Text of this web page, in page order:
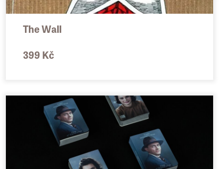
The Wall
399 Kč